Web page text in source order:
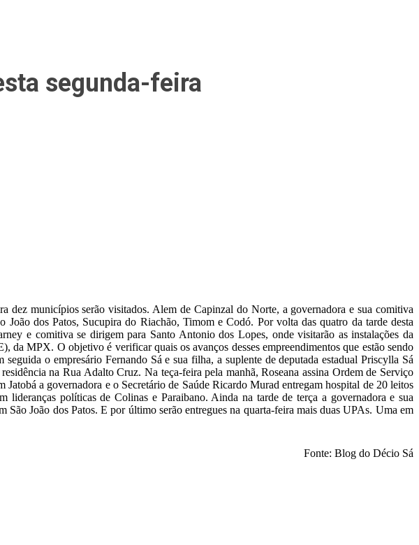
segunda-feira
dez municípios serão visitados. Alem de Capinzal do Norte, a governadora e sua comitiva
dos Patos, Sucupira do Riachão, Timom e Codó. Por volta das quatro da tarde desta
e comitiva se dirigem para Santo Antonio dos Lopes, onde visitarão as instalações da
MPX. O objetivo é verificar quais os avanços desses empreendimentos que estão sendo
o empresário Fernando Sá e sua filha, a suplente de deputada estadual Priscylla Sá
na Rua Adalto Cruz. Na teça-feira pela manhã, Roseana assina Ordem de Serviço
a governadora e o Secretário de Saúde Ricardo Murad entregam hospital de 20 leitos
políticas de Colinas e Paraibano. Ainda na tarde de terça a governadora e sua
João dos Patos. E por último serão entregues na quarta-feira mais duas UPAs. Uma em
Fonte: Blog do Décio Sá